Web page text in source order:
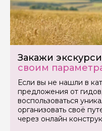
Закажи
своим
Если вы не нашли в
предложения от
воспользоваться
организовать своё
через онлайн
Как вас зовут
Ваша электронная